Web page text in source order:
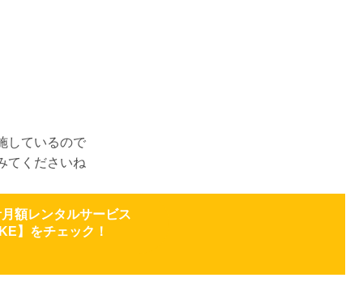
しているので
てくださいね
額レンタルサービス
】をチェック！